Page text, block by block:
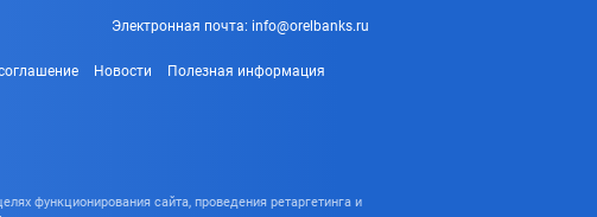
Электронная почта: info@orelbanks.ru
Новости
Полезная информация
функционирования сайта, проведения ретаргетинга и